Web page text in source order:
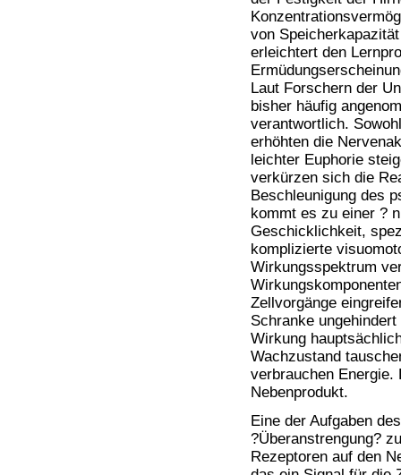
von
erleichtert den
Laut Forschern der
bisher häufig
verantwortlich.
erhöhten die
leichter Euphorie
verkürzen sich die
Beschleunigung des
kommt es zu einer ?
Geschicklichkeit,
komplizierte
Wirkungsspektrum
Zellvorgänge
Schranke
Wirkung
Wachzustand
verbrauchen Energie.
Nebenprodukt.
Eine der Aufgaben
?Überanstrengung?
Rezeptoren auf den